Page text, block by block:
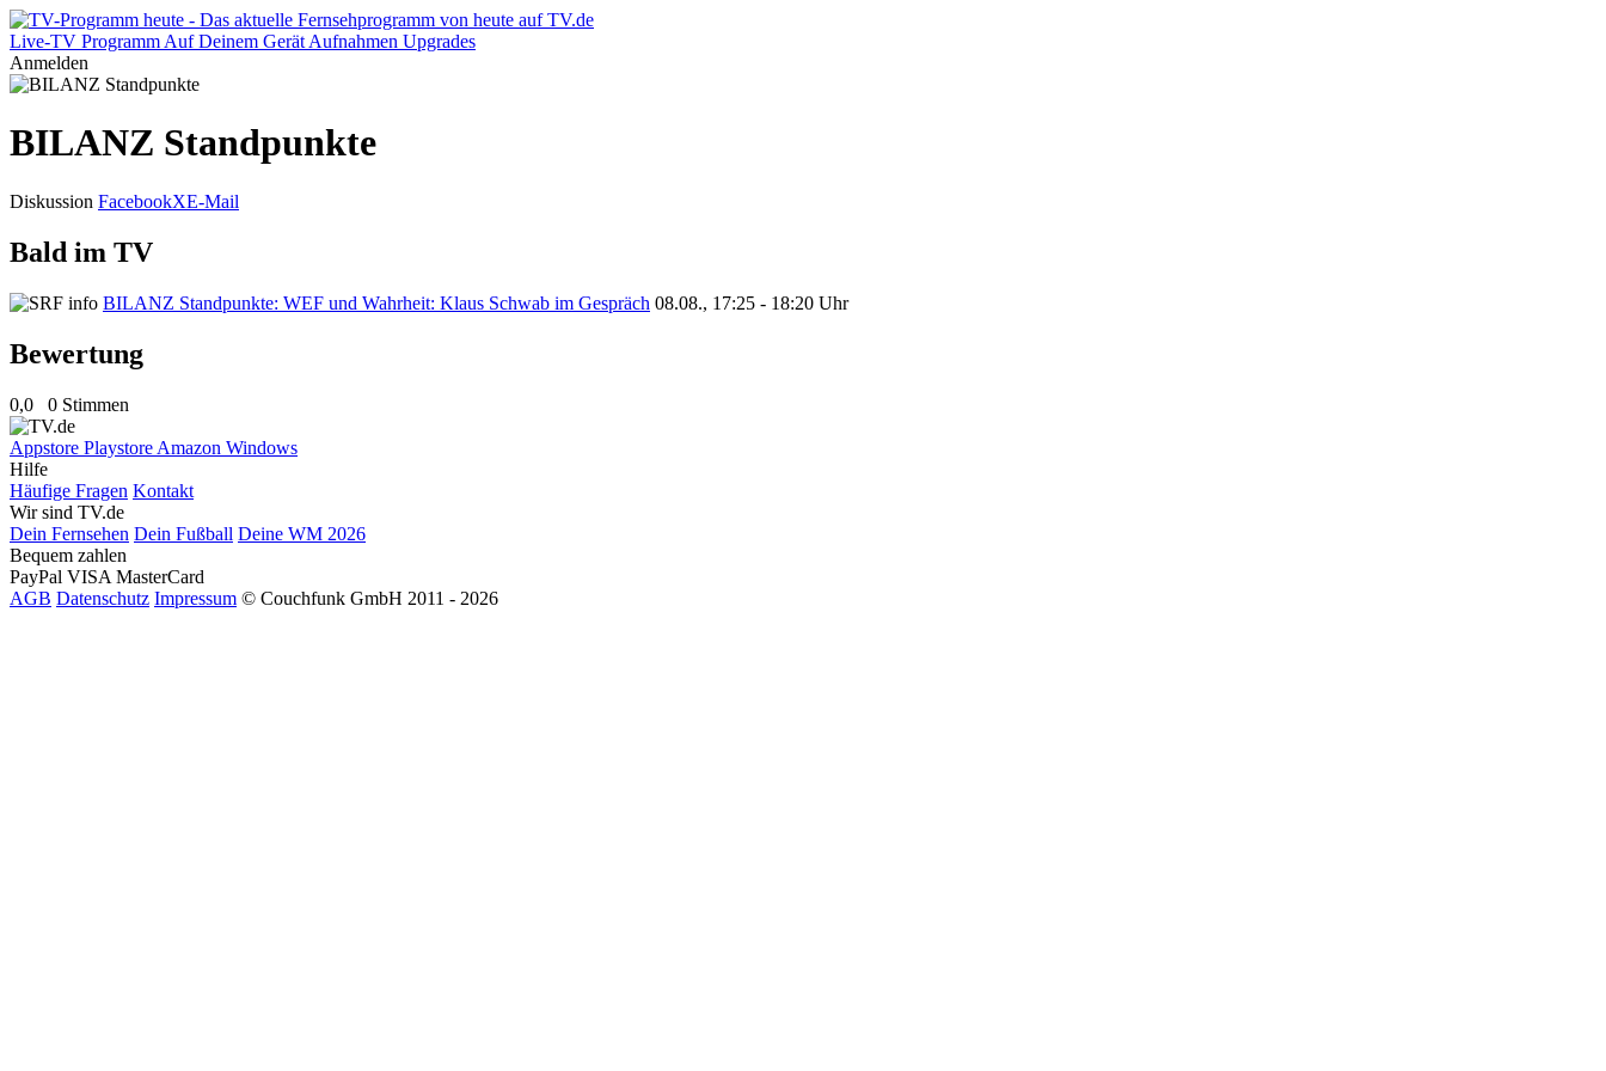
Live-TV Programm Auf Deinem Gerät Aufnahmen Upgrades
Anmelden
BILANZ Standpunkte
Diskussion FacebookXE-Mail
Bald im TV
BILANZ Standpunkte: WEF und Wahrheit: Klaus Schwab im Gespräch 08.08., 17:25 - 18:20 Uhr
Bewertung
0,0 0 Stimmen
Appstore Playstore Amazon Windows
Hilfe
Häufige Fragen Kontakt
Wir sind TV.de
Dein Fernsehen Dein Fußball Deine WM 2026
Bequem zahlen
PayPal VISA MasterCard
AGB Datenschutz Impressum © Couchfunk GmbH 2011 - 2026